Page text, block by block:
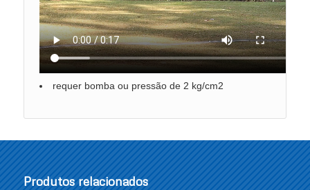
requer bomba ou pressão de 2 kg/cm2
Produtos relacionados